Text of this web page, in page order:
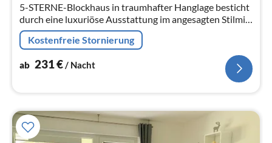
5-STERNE-Blockhaus in traumhafter Hanglage besticht
durch eine luxuriöse Ausstattung im angesagten Stilmix.
Höchster Komfort: Sauna, 2 Bäder, Ofen, großer
Terrasse u. Inselküche
Kostenfreie Stornierung
ab 231€/ Nacht